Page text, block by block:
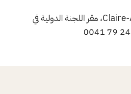
السيدة/ Claire-Aude Kaplun، مقر اللجنة الدولية في